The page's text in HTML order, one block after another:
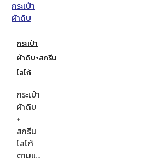
กระเป๋า
ผ้าดิบ+สกรีน
โลโก้
กระเป๋า
ผ้าดิบ
+
สกรีน
โลโก้
ตามแ…